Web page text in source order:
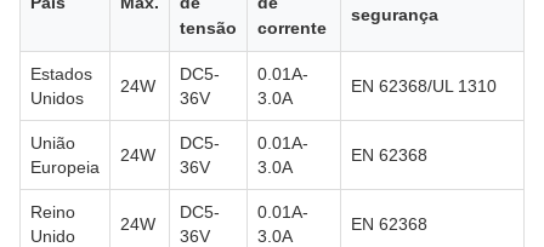
tensão
corrente
segurança
Estados
Unidos
24W
DC5-
36V
0.01A-
3.0A
EN 62368/UL 1310
União
Europeia
24W
DC5-
36V
0.01A-
3.0A
EN 62368
Reino
Unido
24W
DC5-
36V
0.01A-
3.0A
EN 62368